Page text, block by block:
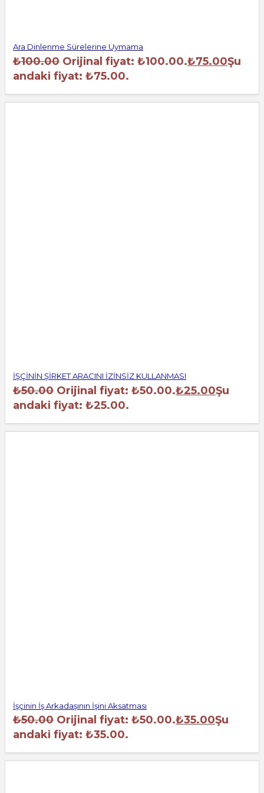
Ara Dinlenme Sürelerine Uymama
₺100.00 Orijinal fiyat: ₺100.00.₺75.00Şu
andaki fiyat: ₺75.00.
İŞÇİNİN ŞİRKET ARACINI İZİNSİZ KULLANMASI
₺50.00 Orijinal fiyat: ₺50.00.₺25.00Şu
andaki fiyat: ₺25.00.
İşçinin İş Arkadaşının İşini Aksatması
₺50.00 Orijinal fiyat: ₺50.00.₺35.00Şu
andaki fiyat: ₺35.00.